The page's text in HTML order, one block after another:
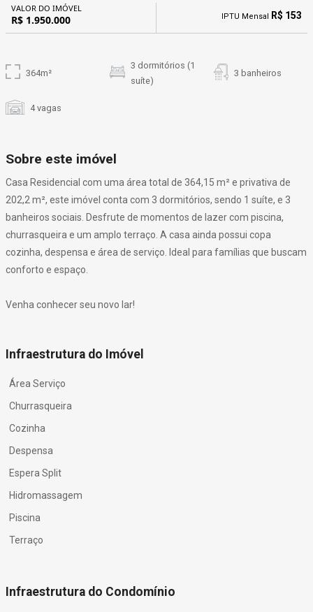
VALOR DO IMÓVEL
R$ 1.950.000 IPTU Mensal R$ 153
364m²
3 dormitórios (1
suíte)
3 banheiros
4 vagas
Sobre este imóvel
Casa Residencial com uma área total de 364,15 m² e privativa de
202,2 m², este imóvel conta com 3 dormitórios, sendo 1 suíte, e 3
banheiros sociais. Desfrute de momentos de lazer com piscina,
churrasqueira e um amplo terraço. A casa ainda possui copa
cozinha, despensa e área de serviço. Ideal para famílias que buscam
conforto e espaço.
Venha conhecer seu novo lar!
Infraestrutura do Imóvel
Área Serviço
Churrasqueira
Cozinha
Despensa
Espera Split
Hidromassagem
Piscina
Terraço
Infraestrutura do Condomínio